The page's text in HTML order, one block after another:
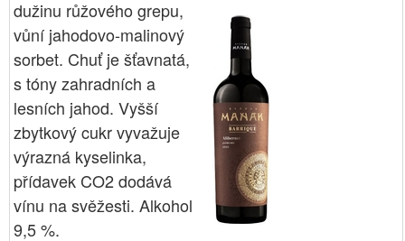
dužinu růžového grepu,
vůní jahodovo-malinový
sorbet. Chuť je šťavnatá,
s tóny zahradních a
lesních jahod. Vyšší
zbytkový cukr vyvažuje
výrazná kyselinka,
přídavek CO2 dodává
vínu na svěžesti. Alkohol
9,5 %.